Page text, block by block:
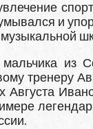
и
из
тренеру
Августа